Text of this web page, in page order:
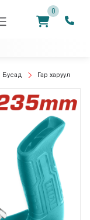
0
Бусад Гар харуул